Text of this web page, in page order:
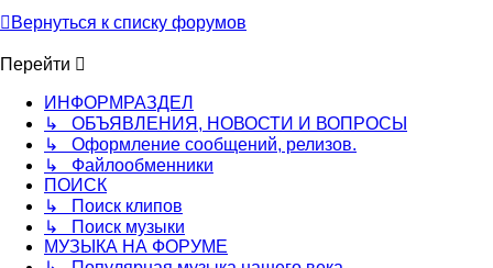
Вернуться к списку форумов
Перейти
ИНФОРМРАЗДЕЛ
↳ ОБЪЯВЛЕНИЯ, НОВОСТИ И ВОПРОСЫ
↳ Оформление сообщений, релизов.
↳ Файлообменники
ПОИСК
↳ Поиск клипов
↳ Поиск музыки
МУЗЫКА НА ФОРУМЕ